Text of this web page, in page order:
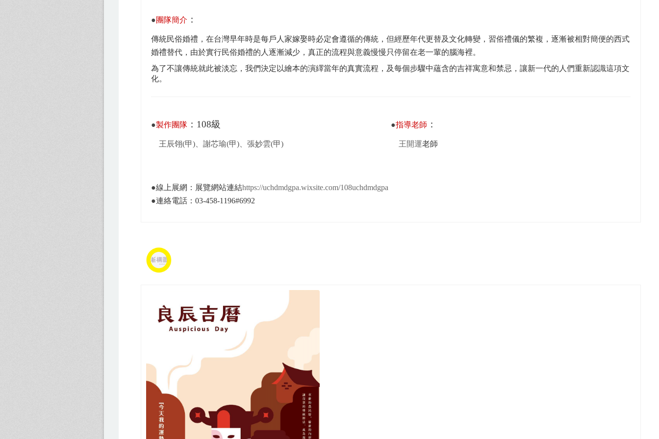
●團隊簡介 ：
傳統民俗婚禮，在台灣早年時是每戶人家嫁娶時必定會遵循的傳統，但經歷年代更替及文化轉變，習俗禮儀的繁複，逐漸被相對簡便的西式
婚禮替代，由於實行民俗婚禮的人逐漸減少，真正的流程與意義慢慢只停留在老一輩的腦海裡。
為了不讓傳統就此被淡忘，我們決定以繪本的演繹當年的真實流程，及每個步驟中蘊含的吉祥寓意和禁忌，讓新一代的人們重新認識這項文
化。
●製作團隊 ：108級
王辰翎(甲) 、謝芯瑜(甲) 、張妙雲(甲)
●指導老師 ：
王開運老師
●線上展網： 展覽網站連結https://uchdmdgpa.wixsite.com/108uchdmdgpa
●連絡電話：03-458-1196#6992